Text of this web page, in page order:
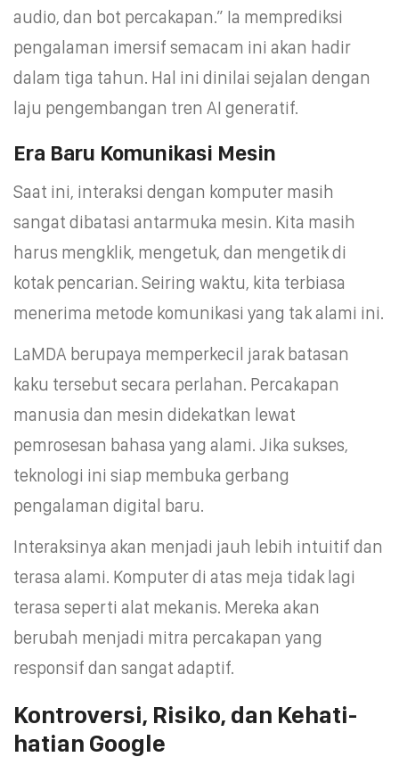
audio, dan bot percakapan.” Ia memprediksi
pengalaman imersif semacam ini akan hadir
dalam tiga tahun. Hal ini dinilai sejalan dengan
laju pengembangan tren AI generatif.
Era Baru Komunikasi Mesin
Saat ini, interaksi dengan komputer masih
sangat dibatasi antarmuka mesin. Kita masih
harus mengklik, mengetuk, dan mengetik di
kotak pencarian. Seiring waktu, kita terbiasa
menerima metode komunikasi yang tak alami ini.
LaMDA berupaya memperkecil jarak batasan
kaku tersebut secara perlahan. Percakapan
manusia dan mesin didekatkan lewat
pemrosesan bahasa yang alami. Jika sukses,
teknologi ini siap membuka gerbang
pengalaman digital baru.
Interaksinya akan menjadi jauh lebih intuitif dan
terasa alami. Komputer di atas meja tidak lagi
terasa seperti alat mekanis. Mereka akan
berubah menjadi mitra percakapan yang
responsif dan sangat adaptif.
Kontroversi, Risiko, dan Kehati-
hatian Google